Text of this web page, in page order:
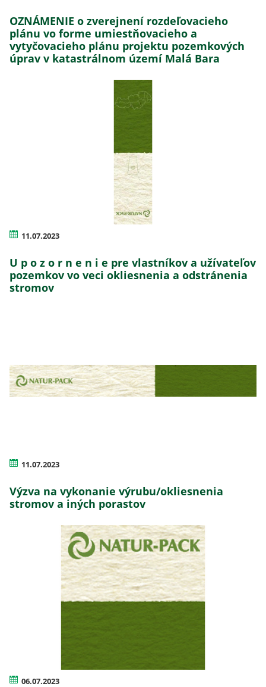
OZNÁMENIE o zverejnení rozdeľovacieho
plánu vo forme umiestňovacieho a
vytyčovacieho plánu projektu pozemkových
úprav v katastrálnom území Malá Bara
11.07.2023
U p o z o r n e n i e pre vlastníkov a užívateľov
pozemkov vo veci okliesnenia a odstránenia
stromov
11.07.2023
Výzva na vykonanie výrubu/okliesnenia
stromov a iných porastov
06.07.2023